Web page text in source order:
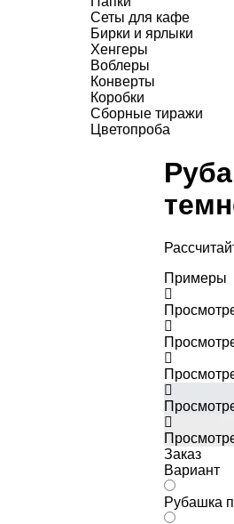
Сеты для кафе
Бирки и ярлыки
Хенгеры
Воблеры
Конверты
Коробки
Сборные тиражи
Цветопроба
Примеры
Заказ
Вариант
Рубашка